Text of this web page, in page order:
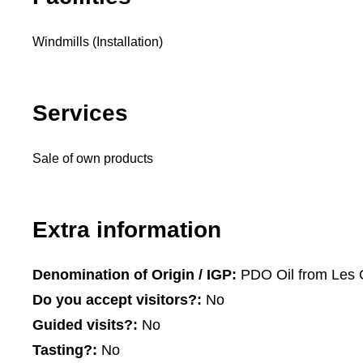
Windmills (Installation)
Services
Sale of own products
Extra information
Denomination of Origin / IGP: PDO Oil from Les
Do you accept visitors?: No
Guided visits?: No
Tasting?: No